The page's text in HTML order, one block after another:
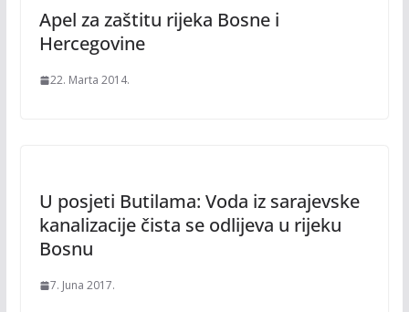
Apel za zaštitu rijeka Bosne i
Hercegovine
22. Marta 2014.
U posjeti Butilama: Voda iz sarajevske
kanalizacije čista se odlijeva u rijeku
Bosnu
7. Juna 2017.